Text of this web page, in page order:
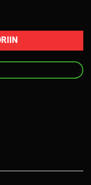
nasta 7mm / K7 määrä